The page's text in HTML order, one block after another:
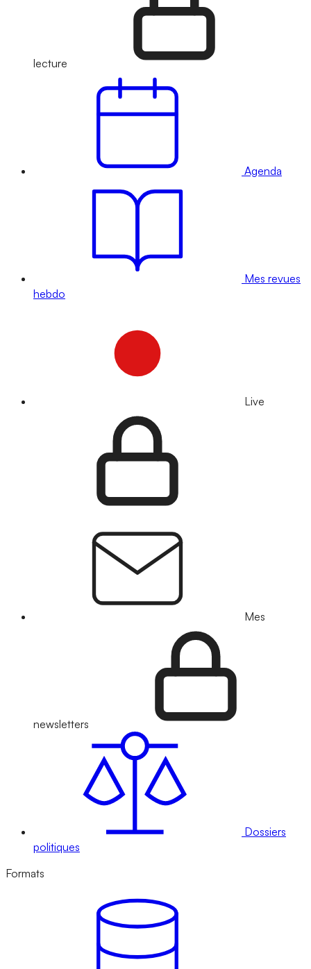
lecture
Agenda
Mes revues
hebdo
Live
Mes
newsletters
Dossiers
politiques
Formats